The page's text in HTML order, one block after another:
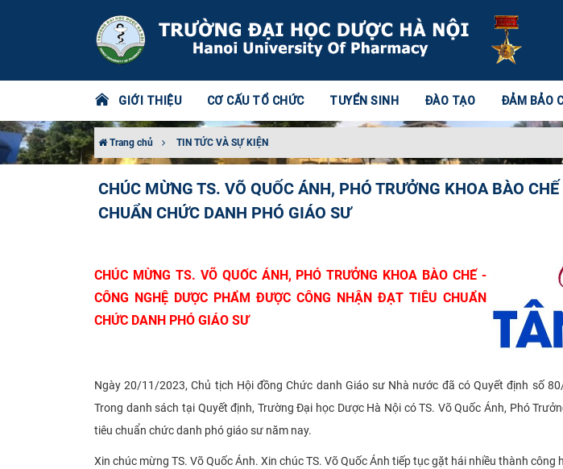
GIỚI THIỆU CƠ CẤU TỔ CHỨC TUYỂN SINH ĐÀO TẠO ĐẢM BẢO
Trang chủ TIN TỨC VÀ SỰ KIỆN
CHÚC MỪNG TS. VÕ QUỐC ÁNH, PHÓ TRƯỞNG KHOA BÀO
CHUẨN CHỨC DANH PHÓ GIÁO SƯ
CHÚC MỪNG TS. VÕ QUỐC ÁNH, PHÓ TRƯỞNG KHOA BÀO CHẾ -
CÔNG NGHỆ DƯỢC PHẨM ĐƯỢC CÔNG NHẬN ĐẠT TIÊU CHUẨN
CHỨC DANH PHÓ GIÁO SƯ
Ngày 20/11/2023, Chủ tịch Hội đồng Chức danh Giáo sư Nhà nước đã có Quyết định số
Trong danh sách tại Quyết định, Trường Đại học Dược Hà Nội có TS. Võ Quốc Ánh, Phó
tiêu chuẩn chức danh phó giáo sư năm nay.
Xin chúc mừng TS. Võ Quốc Ánh. Xin chúc TS. Võ Quốc Ánh tiếp tục gặt hái nhiều thành